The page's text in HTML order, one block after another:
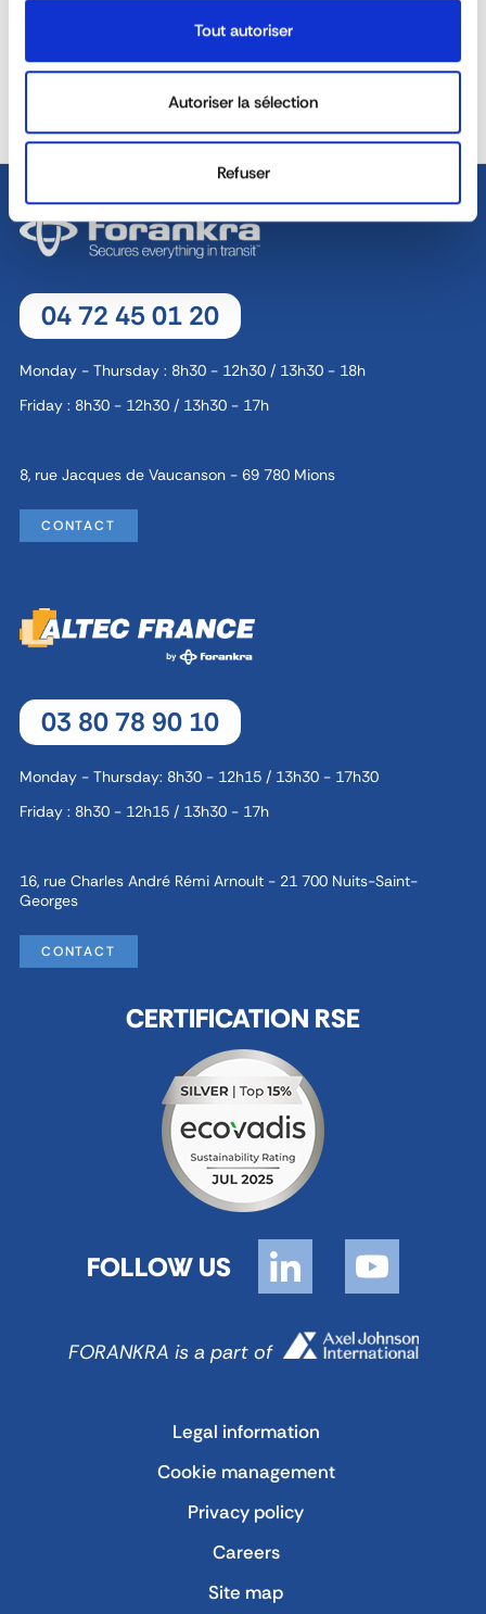
Tout autoriser
Autoriser la sélection
Refuser
CUSTOM SOLUTIONS
DEDICATED SALES TEAM
04 72 45 01 20
Monday - Thursday : 8h30 - 12h30 / 13h30 - 18h
Friday : 8h30 - 12h30 / 13h30 - 17h
8, rue Jacques de Vaucanson - 69 780 Mions
CONTACT
03 80 78 90 10
Monday - Thursday: 8h30 - 12h15 / 13h30 - 17h30
Friday : 8h30 - 12h15 / 13h30 - 17h
16, rue Charles André Rémi Arnoult - 21 700 Nuits-Saint-
Georges
CONTACT
CERTIFICATION RSE
FOLLOW US
FORANKRA is a part of
Legal information
Cookie management
Privacy policy
Careers
Site map